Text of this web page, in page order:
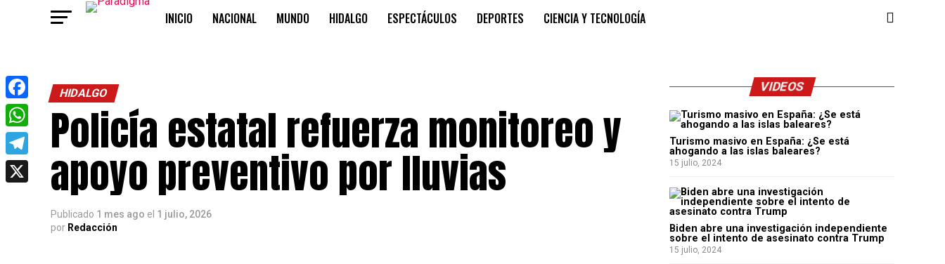
INICIO NACIONAL MUNDO HIDALGO ESPECTÁCULOS DEPORTES CIENCIA Y TECNOLOGÍA
HIDALGO
Policía estatal refuerza monitoreo y
apoyo preventivo por lluvias
Publicado 1 mes ago el 1 julio, 2026
por Redacción
VIDEOS
Turismo masivo en España: ¿Se está
ahogando a las islas baleares?
15 julio, 2024
Biden abre una investigación independiente
sobre el intento de asesinato contra Trump
15 julio, 2024
Facebook
WhatsApp
Telegram